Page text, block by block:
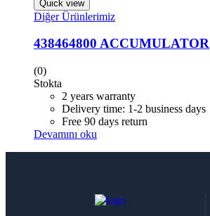
Quick view
Diğer Ürünlerimiz
438464800 ACCUMULATOR
(0)
Stokta
2 years warranty
Delivery time: 1-2 business days
Free 90 days return
Devamını oku